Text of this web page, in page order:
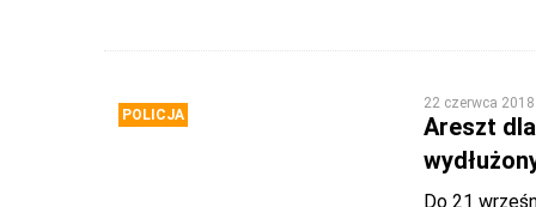
POLICJA
22 czerwca 2018
Areszt
Do 21